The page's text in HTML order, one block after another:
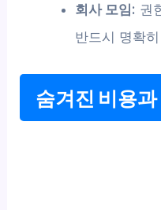
회사 모임: 권
반드시 명확히
숨겨진 비용